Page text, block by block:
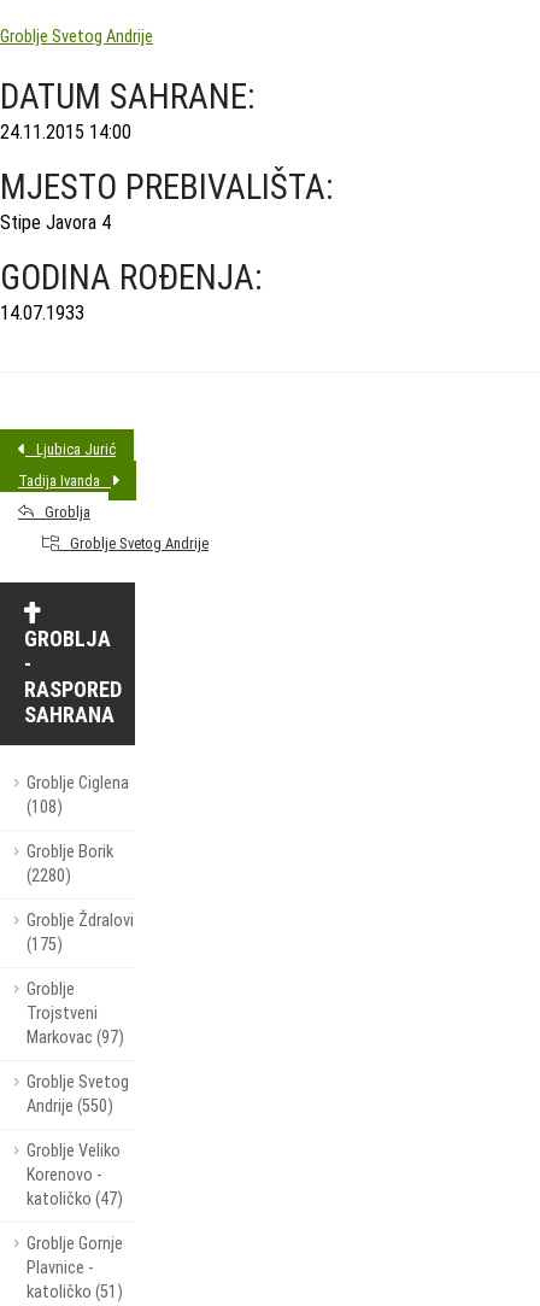
Groblje Svetog Andrije
DATUM SAHRANE:
24.11.2015 14:00
MJESTO PREBIVALIŠTA:
Stipe Javora 4
GODINA ROĐENJA:
14.07.1933
Ljubica Jurić
Tadija Ivanda
Groblja
Groblje Svetog Andrije
GROBLJA
-
RASPORED
SAHRANA
Groblje Ciglena
(108)
Groblje Borik
(2280)
Groblje Ždralovi
(175)
Groblje
Trojstveni
Markovac (97)
Groblje Svetog
Andrije (550)
Groblje Veliko
Korenovo -
katoličko (47)
Groblje Gornje
Plavnice -
katoličko (51)